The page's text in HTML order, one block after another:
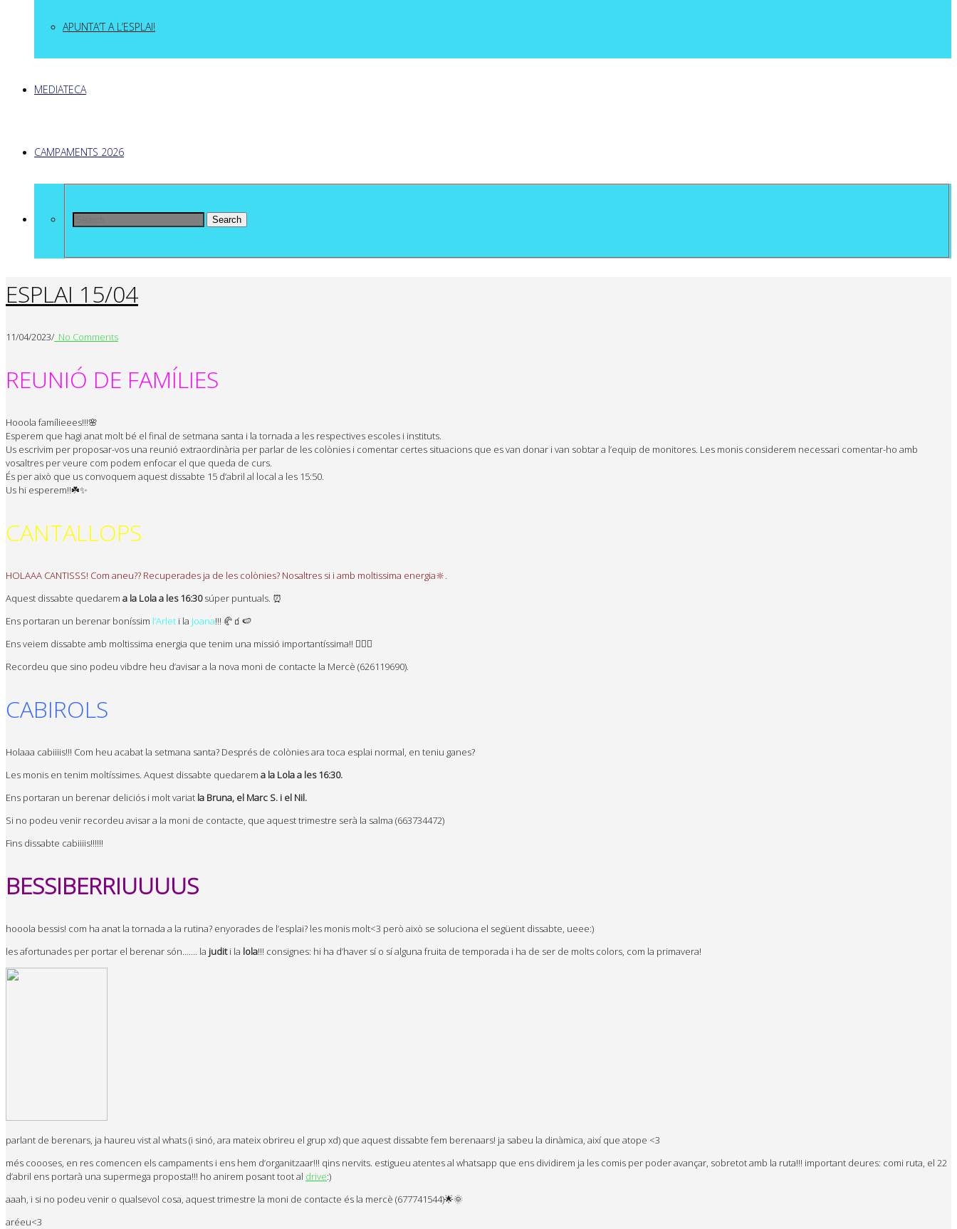
APUNTA’T A L’ESPLAI!
MEDIATECA
CAMPAMENTS 2026
Search
ESPLAI 15/04
11/04/2023/ No Comments
REUNIÓ DE FAMÍLIES
Hooola famílieees!!!🌸
Esperem que hagi anat molt bé el final de setmana santa i la tornada a les respectives escoles i instituts.
Us escrivim per proposar-vos una reunió extraordinària per parlar de les colònies i comentar certes situacions que es van donar i van sobtar a l’equip de monitores. Les monis considerem necessari comentar-ho amb
vosaltres per veure com podem enfocar el que queda de curs.
És per això que us convoquem aquest dissabte 15 d’abril al local a les 15:50.
Us hi esperem!!☘️✨
CANTALLOPS
HOLAAA CANTISSS! Com aneu?? Recuperades ja de les colònies? Nosaltres si i amb moltissima energia🔆.
Aquest dissabte quedarem a la Lola a les 16:30súper puntuals. ⏰
Ens portaran un berenar boníssim l’Arlet i la Joana!!! 🥐🧃🍉
Ens veiem dissabte amb moltissima energia que tenim una missió importantíssima!! 🦸‍♀️✨
Recordeu que sino podeu vibdre heu d’avisar a la nova moni de contacte la Mercè (626119690).
CABIROLS
Holaaa cabiiiis!!! Com heu acabat la setmana santa? Després de colònies ara toca esplai normal, en teniu ganes?
Les monis en tenim moltíssimes. Aquest dissabte quedarem a la Lola a les 16:30.
Ens portaran un berenar deliciós i molt variat la Bruna, el Marc S. i el Nil.
Si no podeu venir recordeu avisar a la moni de contacte, que aquest trimestre serà la salma (663734472)
Fins dissabte cabiiiis!!!!!!
BESSIBERRIUUUUS
hooola bessis! com ha anat la tornada a la rutina? enyorades de l’esplai? les monis molt<3 però això se soluciona el següent dissabte, ueee:)
les afortunades per portar el berenar són……. la juditi la lola!!! consignes: hi ha d’haver sí o sí alguna fruita de temporada i ha de ser de molts colors, com la primavera!
parlant de berenars, ja haureu vist al whats (i sinó, ara mateix obrireu el grup xd) que aquest dissabte fem berenaars! ja sabeu la dinàmica, així que atope <3
més coooses, en res comencen els campaments i ens hem d’organitzaar!!! qins nervits. estigueu atentes al whatsapp que ens dividirem ja les comis per poder avançar, sobretot amb la ruta!!! important deures: comi ruta, el 22
d’abril ens portarà una supermega proposta!!! ho anirem posant toot al drive:)
aaah, i si no podeu venir o qualsevol cosa, aquest trimestre la moni de contacte és la mercè (677741544)🌟🌞
aréeu<3